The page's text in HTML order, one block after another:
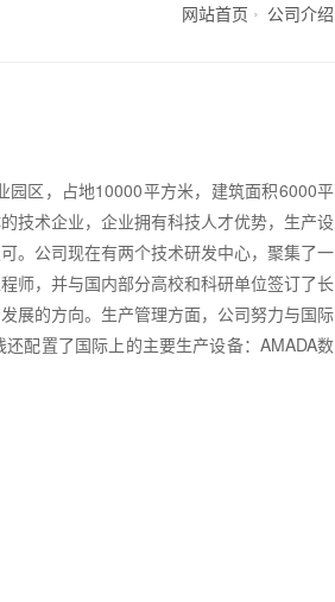
网站首页 公司介绍
区，占地10000平方米，建筑面积6000平
技术企业，企业拥有科技人才优势，生产设
。公司现在有两个技术研发中心，聚集了一
师，并与国内部分高校和科研单位签订了长
展的方向。生产管理方面，公司努力与国际
配置了国际上的主要生产设备：AMADA数